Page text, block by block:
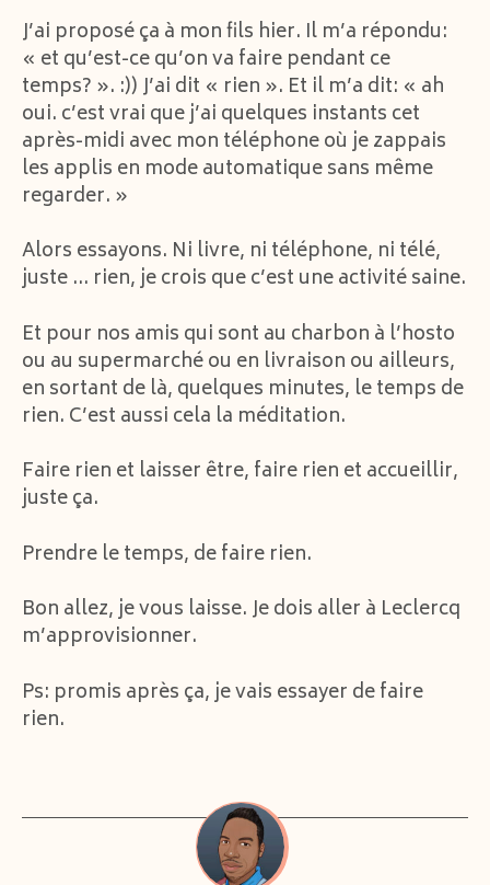
J’ai proposé ça à mon fils hier. Il m’a répondu:
« et qu’est-ce qu’on va faire pendant ce
temps? ». :)) J’ai dit « rien ». Et il m’a dit: « ah
oui. c’est vrai que j’ai quelques instants cet
après-midi avec mon téléphone où je zappais
les applis en mode automatique sans même
regarder. »
Alors essayons. Ni livre, ni téléphone, ni télé,
juste … rien, je crois que c’est une activité saine.
Et pour nos amis qui sont au charbon à l’hosto
ou au supermarché ou en livraison ou ailleurs,
en sortant de là, quelques minutes, le temps de
rien. C’est aussi cela la méditation.
Faire rien et laisser être, faire rien et accueillir,
juste ça.
Prendre le temps, de faire rien.
Bon allez, je vous laisse. Je dois aller à Leclercq
m’approvisionner.
Ps: promis après ça, je vais essayer de faire
rien.